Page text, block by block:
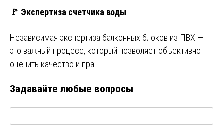
🚩 Экспертиза счетчика воды
Независимая экспертиза балконных блоков из ПВХ —
это важный процесс, который позволяет объективно
оценить качество и пра…
Задавайте любые вопросы